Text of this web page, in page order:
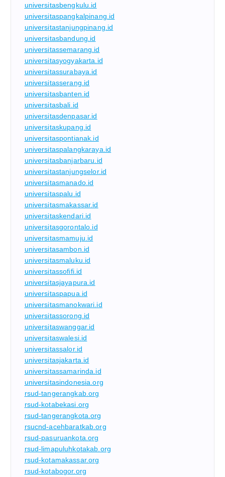
universitasbengkulu.id
universitaspangkalpinang.id
universitastanjungpinang.id
universitasbandung.id
universitassemarang.id
universitasyogyakarta.id
universitassurabaya.id
universitasserang.id
universitasbanten.id
universitasbali.id
universitasdenpasar.id
universitaskupang.id
universitaspontianak.id
universitaspalangkaraya.id
universitasbanjarbaru.id
universitastanjungselor.id
universitasmanado.id
universitaspalu.id
universitasmakassar.id
universitaskendari.id
universitasgorontalo.id
universitasmamuju.id
universitasambon.id
universitasmaluku.id
universitassofifi.id
universitasjayapura.id
universitaspapua.id
universitasmanokwari.id
universitassorong.id
universitaswanggar.id
universitaswalesi.id
universitassalor.id
universitasjakarta.id
universitassamarinda.id
universitasindonesia.org
rsud-tangerangkab.org
rsud-kotabekasi.org
rsud-tangerangkota.org
rsucnd-acehbaratkab.org
rsud-pasuruankota.org
rsud-limapuluhkotakab.org
rsud-kotamakassar.org
rsud-kotabogor.org